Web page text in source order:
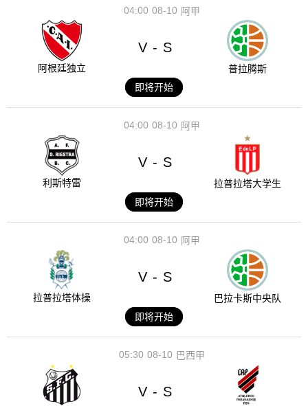
08-10
04:00 阿甲
阿根廷独立
V - S
普拉腾斯
即将开始
08-10
04:00 阿甲
利斯特雷
V - S
拉普拉塔大学生
即将开始
08-10
04:00 阿甲
拉普拉塔体操
V - S
巴拉卡斯中央队
即将开始
08-10
05:30 巴西甲
V - S